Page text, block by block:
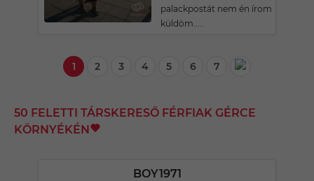
palackpostát nem én írom
küldöm.....
1 2 3 4 5 6 7
50 FELETTI TÁRSKERESŐ FÉRFIAK GÉRCE
KÖRNYÉKÉN
BOY1971